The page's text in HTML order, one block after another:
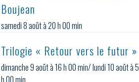
Boujean
samedi 8 août à 20 h 00 min
Trilogie « Retour vers le futur »
dimanche 9 août à 16 h 00 min/lundi 10 août à 5
h 00 min